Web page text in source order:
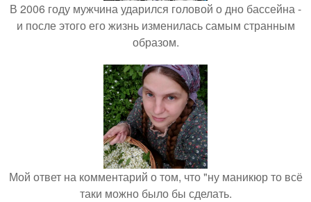
В 2006 году мужчина ударился головой о дно бассейна -
и после этого его жизнь изменилась самым странным
образом.
Мой ответ на комментарий о том, что "ну маникюр то всё
таки можно было бы сделать.